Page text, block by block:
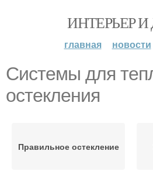
ИНТЕРЬЕР И
главная новости
Системы для
остекления
Правильное остекление